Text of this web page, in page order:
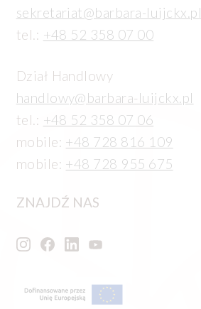
sekretariat@barbara-luijckx.pl
tel.: +48 52 358 07 00
Dział Handlowy
handlowy@barbara-luijckx.pl
tel.: +48 52 358 07 06
mobile: +48 728 816 109
mobile: +48 728 955 675
ZNAJDŹ NAS